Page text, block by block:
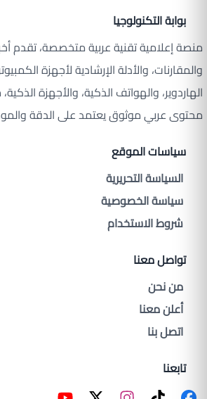
بوابة التكنولوجيا
منصة إعلامية تقنية عربية متخصصة، تقدم
والمقارنات، والأدلة الإرشادية لأجهزة
الهاردوير، والهواتف الذكية، والأجهزة
محتوى عربي موثوق يعتمد على الدقة
سياسات الموقع
السياسة التحريرية
سياسة الخصوصية
شروط الاستخدام
تواصل معنا
من نحن
أعلن معنا
اتصل بنا
تابعنا